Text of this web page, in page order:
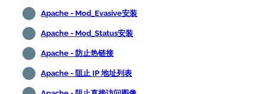
Apache - Mod_Evasive安装
Apache - Mod_Status安装
Apache - 防止热链接
Apache - 阻止 IP 地址列表